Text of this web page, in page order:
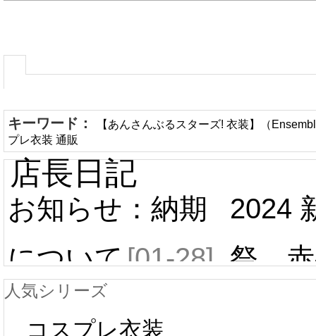
キーワード：
【あんさんぶるスターズ! 衣装】（
プレ衣装 通販
店長日記
お知らせ：納期
について[01-28]
中国旧正月の影
2024
祭 赤
人気シリーズ
コスプレ衣装